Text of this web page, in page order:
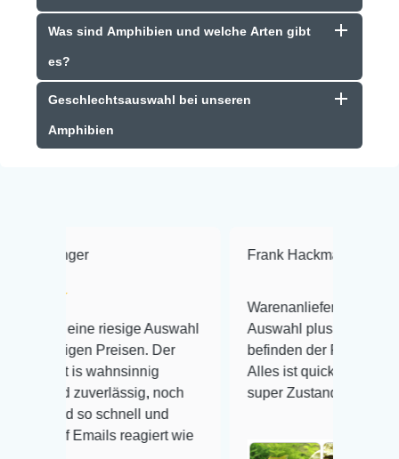
Was sind Amphibien und welche Arten gibt
es?
Geschlechtsauswahl bei unseren
Amphibien
Auswahl
Der
noch
und
reagiert wie
Frank Hackmayer ★★★★
Warenanlieferung Top und die
Auswahl plus gesundheitliches
befinden der Fische einwandfrei.
Alles ist quick lebendig und im
super Zustand. Gerne wieder 😃